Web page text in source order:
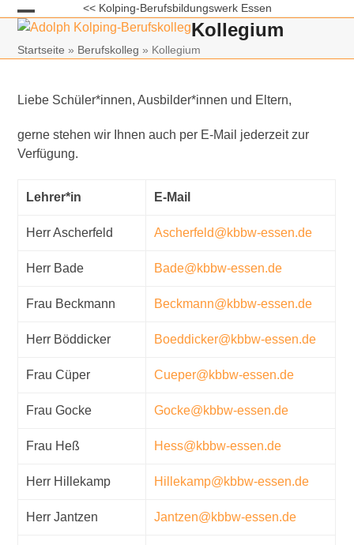
Skip
content
<< Kolping-Berufsbildungswerk Essen
Open
mobile
Close
mobile
Kollegium
Startseite » Berufskolleg » Kollegium
Liebe Schüler*innen, Ausbilder*innen und Eltern,
gerne stehen wir Ihnen auch per E-Mail jederzeit zur
Verfügung.
Lehrer*in E-Mail
Herr Ascherfeld Ascherfeld@kbbw-essen.de
Herr Bade Bade@kbbw-essen.de
Frau Beckmann Beckmann@kbbw-essen.de
Herr Böddicker Boeddicker@kbbw-essen.de
Frau Cüper Cueper@kbbw-essen.de
Frau Gocke Gocke@kbbw-essen.de
Frau Heß Hess@kbbw-essen.de
Herr Hillekamp Hillekamp@kbbw-essen.de
Herr Jantzen Jantzen@kbbw-essen.de